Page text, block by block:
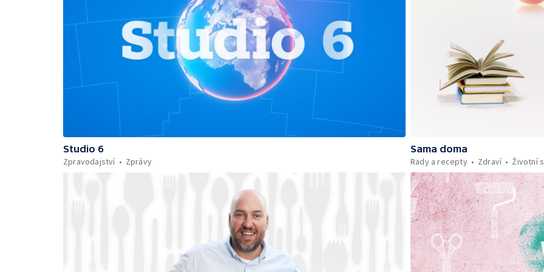
Studio 6
Zpravodajství
Zprávy
Sama doma
Rady a recepty
Zdraví Životní